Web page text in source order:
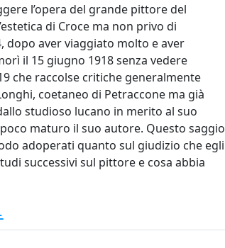
l’opera del grande pittore del
di Croce ma non privo di
dopo aver viaggiato molto e aver
il 15 giugno 1918 senza vedere
che raccolse critiche generalmente
coetaneo di Petraccone ma già
studioso lucano in merito al suo
maturo il suo autore. Questo saggio
adoperati quanto sul giudizio che egli
successivi sul pittore e cosa abbia